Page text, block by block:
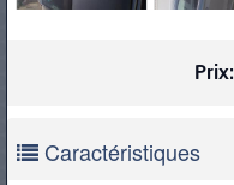
Prix:
Caractéristiques